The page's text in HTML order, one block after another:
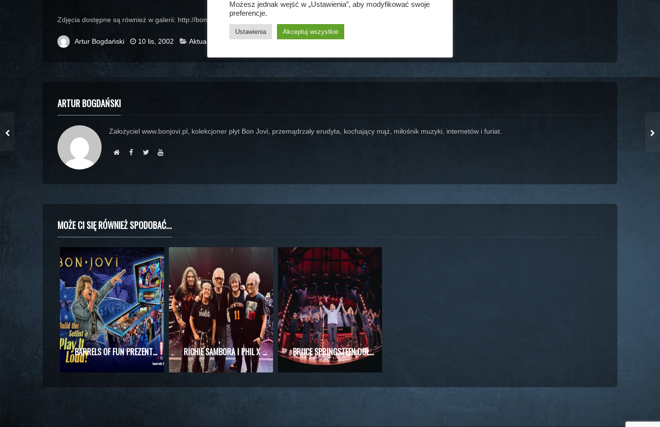
Zdjęcia dostępne są również w galerii: http://bonjovi.gery.pl/galeria/categories.php?cat_id=53
Artur Bogdański 10 lis, 2002 Aktualności
ARTUR BOGDAŃSKI
Założyciel www.bonjovi.pl, kolekcjoner płyt Bon Jovi, przemądrzały erudyta, kochający mąż, miłośnik muzyki, internetów i furiat.
MOŻE CI SIĘ RÓWNIEŻ SPODOBAĆ...
BARRELS OF FUN PREZENTUJE MASZYNĘ DO PINBALLA Z MOTYWAMI BON JOVI RICHIE SAMBORA I PHIL X RAZEM NA SCENIE! WYJĄTKOWE SPOTKANIE PODCZAS KONCERTU KINGS OF CHAOS BRUCE SPRINGSTEEN DOŁĄCZYŁ DO BON JOVI PODCZAS WIELKIEGO FINAŁU REZYDENCJI W NOWYM JORKU!
Możesz jednak wejść w „Ustawienia”, aby modyfikować swoje
preferencje.
Ustawienia Akceptuj wszystkie